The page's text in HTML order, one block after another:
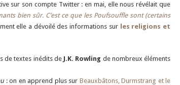
sur son compte Twitter : en mai, elle nous révélait que
bien sûr. C’est ce que les Poufsouffle sont (certains
elle a dévoilé des informations sur les religions et
de textes inédits de J.K. Rowling de nombreux éléments
: on en apprend plus sur Beauxbâtons, Durmstrang et le